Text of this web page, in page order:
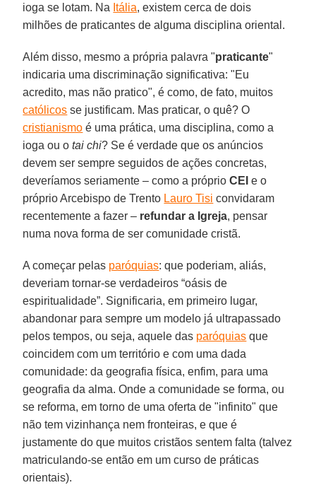
ioga se lotam. Na Itália, existem cerca de dois
milhões de praticantes de alguma disciplina oriental.
Além disso, mesmo a própria palavra "praticante"
indicaria uma discriminação significativa: "Eu
acredito, mas não pratico", é como, de fato, muitos
católicos se justificam. Mas praticar, o quê? O
cristianismo é uma prática, uma disciplina, como a
ioga ou otai chi? Se é verdade que os anúncios
devem ser sempre seguidos de ações concretas,
deveríamos seriamente – como a próprioCEI e o
próprio Arcebispo de Trento Lauro Tisi convidaram
recentemente a fazer – refundar a Igreja, pensar
numa nova forma de ser comunidade cristã.
A começar pelas paróquias: que poderiam, aliás,
deveriam tornar-se verdadeiros “oásis de
espiritualidade”. Significaria, em primeiro lugar,
abandonar para sempre um modelo já ultrapassado
pelos tempos, ou seja, aquele das paróquias que
coincidem com um território e com uma dada
comunidade: da geografia física, enfim, para uma
geografia da alma. Onde a comunidade se forma, ou
se reforma, em torno de uma oferta de "infinito" que
não tem vizinhança nem fronteiras, e que é
justamente do que muitos cristãos sentem falta (talvez
matriculando-se então em um curso de práticas
orientais).